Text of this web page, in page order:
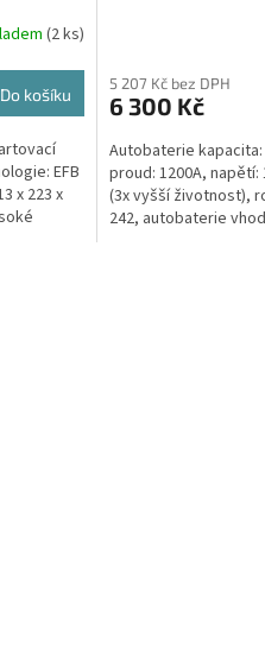
(2 ks)
Do košíku
EFB
x 223 x
výkup staré
5 207 Kč bez DPH
6 300 Kč
Autobaterie
proud: 1200A, napětí:
(3x vyšší životnost),
242, autobaterie